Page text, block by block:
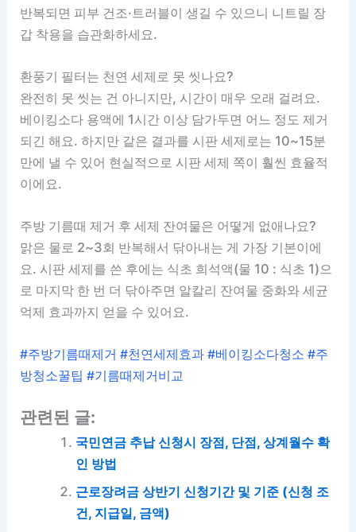
반복되면 피부 건조·트러블이 생길 수 있으니 니트릴 장
갑 착용을 습관화하세요.
환풍기 필터는 천연 세제로 못 씻나요?
완전히 못 씻는 건 아니지만, 시간이 매우 오래 걸려요.
베이킹소다 용액에 1시간 이상 담가두면 어느 정도 제거
되긴 해요. 하지만 같은 결과를 시판 세제로는 10~15분
만에 낼 수 있어 현실적으로 시판 세제 쪽이 훨씬 효율적
이에요.
주방 기름때 제거 후 세제 잔여물은 어떻게 없애나요?
맑은 물로 2~3회 반복해서 닦아내는 게 가장 기본이에
요. 시판 세제를 쓴 후에는 식초 희석액(물 10 : 식초 1)으
로 마지막 한 번 더 닦아주면 알칼리 잔여물 중화와 세균
억제 효과까지 얻을 수 있어요.
#주방기름때제거 #천연세제효과 #베이킹소다청소 #주
방청소꿀팁 #기름때제거비교
관련된 글:
국민연금 추납 신청시 장점, 단점, 상계월수 확
인 방법
근로장려금 상반기 신청기간 및 기준 (신청 조
건, 지급일, 금액)